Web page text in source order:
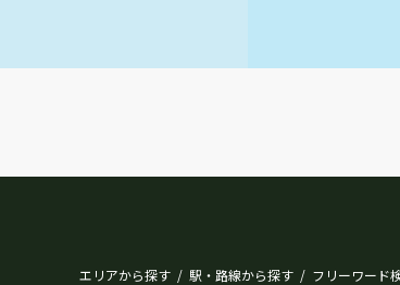
エリアから探す / 駅・路線から探す / フリーワード